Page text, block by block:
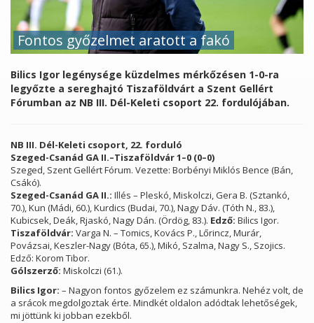
Fontos győzelmet aratott a fakó
Bilics Igor legénysége küzdelmes mérkőzésen 1-0-ra
legyőzte a sereghajtó Tiszaföldvárt a Szent Gellért
Fórumban az NB III. Dél-Keleti csoport 22. fordulójában.
NB III. Dél-Keleti csoport, 22. forduló
Szeged-Csanád GA II.–Tiszaföldvár 1–0 (0–0)
Szeged, Szent Gellért Fórum. Vezette: Borbényi Miklós Bence (Bán,
Csákó).
Szeged-Csanád GA II.: Illés – Pleskó, Miskolczi, Gera B. (Sztankó,
70.), Kun (Mádi, 60.), Kurdics (Budai, 70.), Nagy Dáv. (Tóth N., 83.),
Kubicsek, Deák, Rjaskó, Nagy Dán. (Ördög, 83.). Edző: Bilics Igor.
Tiszaföldvár: Varga N. – Tomics, Kovács P., Lőrincz, Murár,
Povázsai, Keszler-Nagy (Bóta, 65.), Mikó, Szalma, Nagy S., Szojics.
Edző: Korom Tibor.
Gólszerző: Miskolczi (61.).
Bilics Igor: – Nagyon fontos győzelem ez számunkra. Nehéz volt, de
a srácok megdolgoztak érte. Mindkét oldalon adódtak lehetőségek,
mi jöttünk ki jobban ezekből.